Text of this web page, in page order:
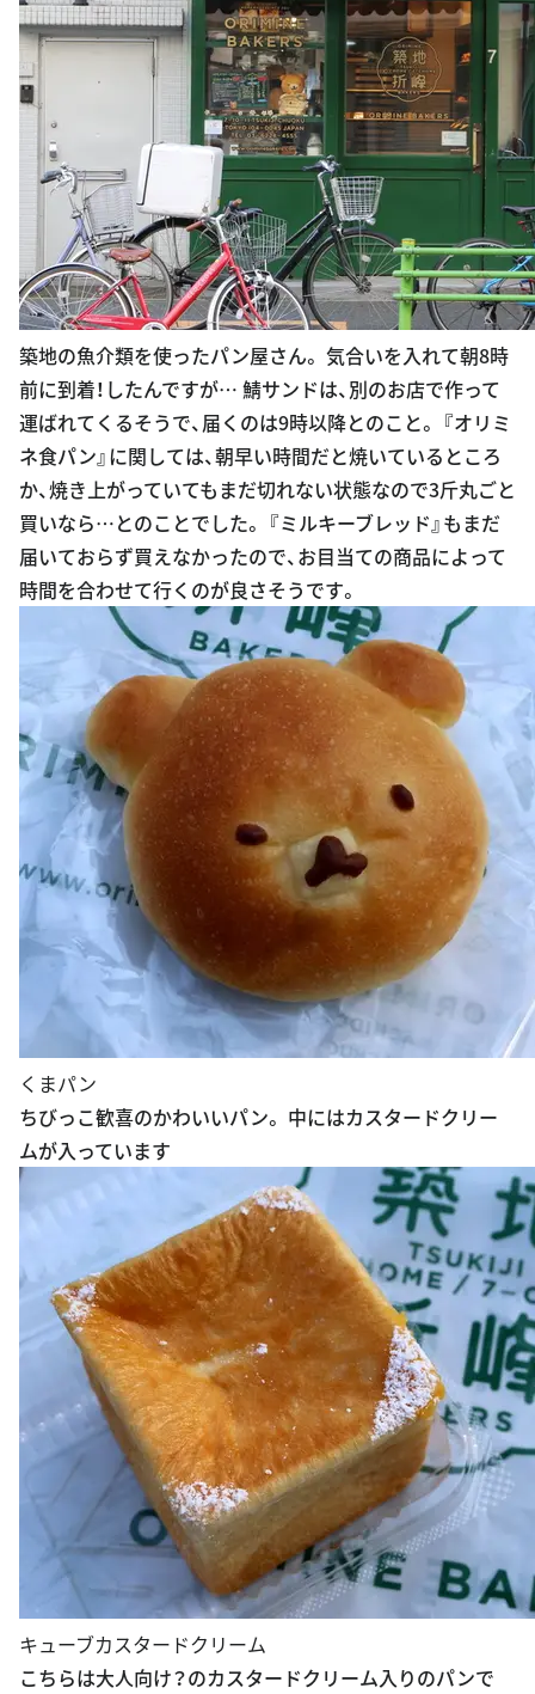
築地の魚介類を使ったパン屋さん。 気合いを入れて朝8時
前に到着！したんですが… 鯖サンドは、別のお店で作って
運ばれてくるそうで、届くのは9時以降とのこと。 『オリミ
ネ食パン』に関しては、朝早い時間だと焼いているところ
か、焼き上がっていてもまだ切れない状態なので3斤丸ごと
買いなら…とのことでした。 『ミルキーブレッド』もまだ
届いておらず買えなかったので、お目当ての商品によって
時間を合わせて行くのが良さそうです。
くまパン
ちびっこ歓喜のかわいいパン。 中にはカスタードクリー
ムが入っています
キューブカスタードクリーム
こちらは大人向け？のカスタードクリーム入りのパンで